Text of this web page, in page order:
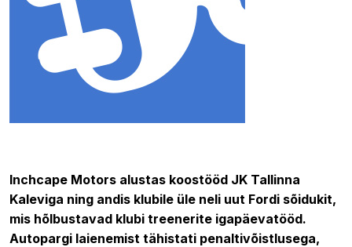
Inchcape Motors alustas koostööd JK Tallinna
Kaleviga ning andis klubile üle neli uut Fordi sõidukit,
mis hõlbustavad klubi treenerite igapäevatööd.
Autopargi laienemist tähistati penaltivõistlusega,